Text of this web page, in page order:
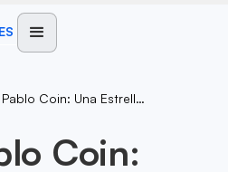
ES
Arctic Pablo Coin: Una Estrella En Ascenso En El Universo De Meme Coins
Coin: